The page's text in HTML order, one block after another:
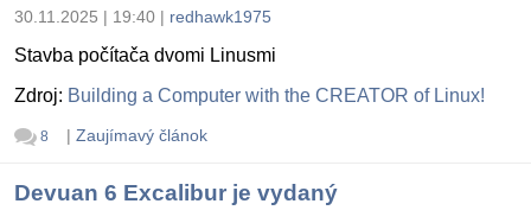
30.11.2025 | 19:40 | redhawk1975
Stavba počítača dvomi Linusmi
Zdroj: Building a Computer with the CREATOR of Linux!
8 | Zaujímavý článok
Devuan 6 Excalibur je vydaný